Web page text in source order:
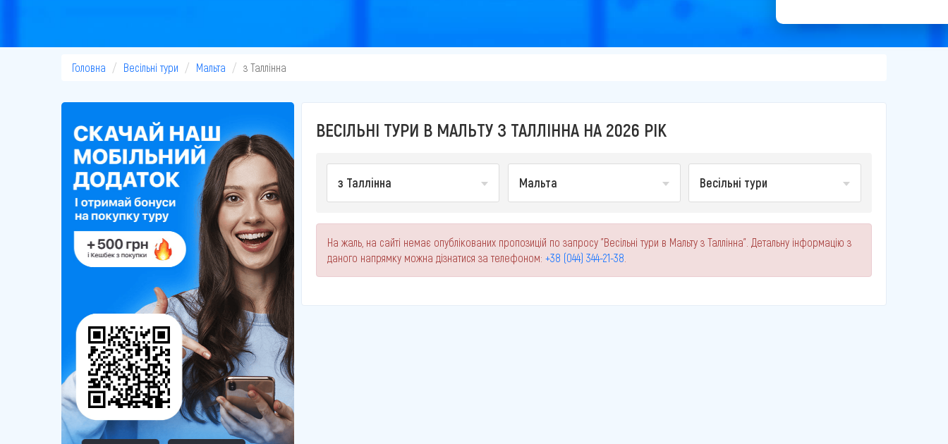
Головна Весільні тури Мальта з Таллінна
ВЕСІЛЬНІ ТУРИ В МАЛЬТУ З ТАЛЛІННА НА 2026 РІК
з Таллінна Мальта Весільні тури
На жаль, на сайті немає опублікованих пропозицій по запросу "Весільні тури в Мальту з Таллінна". Детальну інформацію з
даного напрямку можна дізнатися за телефоном: +38 (044) 344-21-38